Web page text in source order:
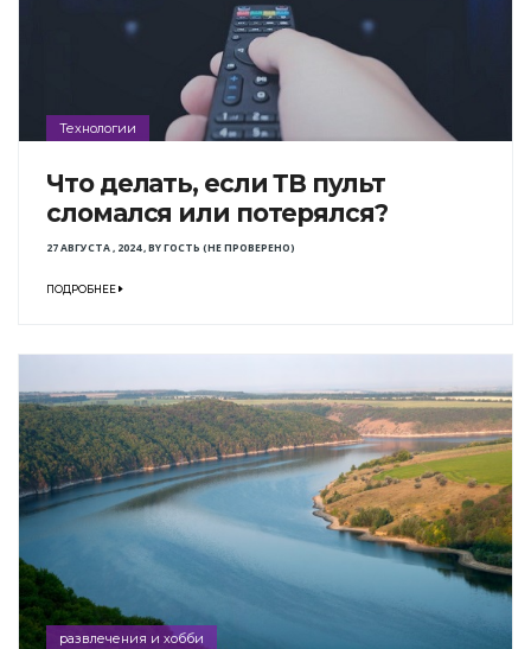
Технологии
Что делать, если ТВ пульт
сломался или потерялся?
27 АВГУСТА , 2024,BYГОСТЬ (НЕ ПРОВЕРЕНО)
ПОДРОБНЕЕ
развлечения и хобби